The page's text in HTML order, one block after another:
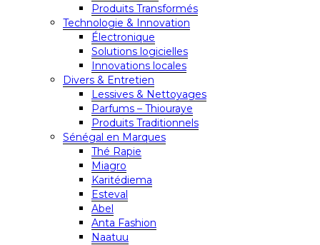
Produits Transformés
Technologie & Innovation
Électronique
Solutions logicielles
Innovations locales
Divers & Entretien
Lessives & Nettoyages
Parfums – Thiouraye
Produits Traditionnels
Sénégal en Marques
Thé Rapie
Miagro
Karitédiema
Esteval
Abel
Anta Fashion
Naatuu